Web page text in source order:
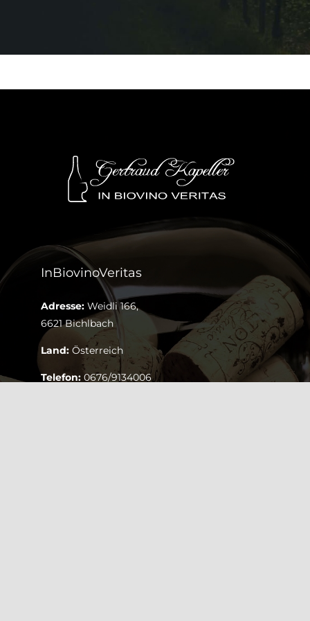
InBiovinoVeritas
Adresse: Weidli 166,
6621 Bichlbach
Land: Österreich
Telefon: 0676/9134006